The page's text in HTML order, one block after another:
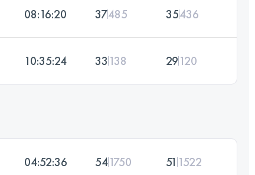
08:16:20 37485 35436
10:35:24 33 138 29120
04:52:36 541750 51 1522